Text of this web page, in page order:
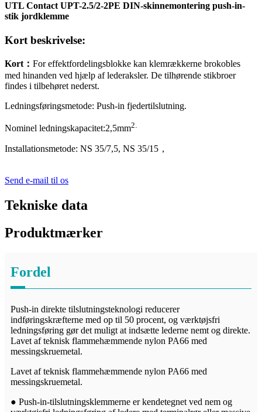
UTL Contact UPT-2.5/2-2PE DIN-skinnemontering push-in-
stik jordklemme
Kort beskrivelse:
Kort ： For effektfordelingsblokke kan klemrækkerne brokobles
med hinanden ved hjælp af lederaksler. De tilhørende stikbroer
findes i tilbehøret nederst.
Ledningsføringsmetode: Push-in fjedertilslutning.
Nominel ledningskapacitet:2,5mm2.
Installationsmetode: NS 35/7,5, NS 35/15 ，
Send e-mail til os
Tekniske data
Produktmærker
Fordel
Push-in direkte tilslutningsteknologi reducerer
indføringskræfterne med op til 50 procent, og værktøjsfri
ledningsføring gør det muligt at indsætte lederne nemt og direkte.
Lavet af teknisk flammehæmmende nylon PA66 med
messingskruemetal.
Lavet af teknisk flammehæmmende nylon PA66 med
messingskruemetal.
● Push-in-tilslutningsklemmerne er kendetegnet ved nem og